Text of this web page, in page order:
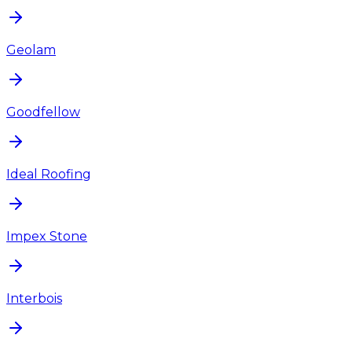
Geolam
Goodfellow
Ideal Roofing
Impex Stone
Interbois